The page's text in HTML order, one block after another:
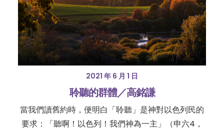
2021 年 6 月 1 日
聆聽的群體／高銘謙
當我們讀舊約時，便明白「聆聽」是神對以色列民的
要求：「聽啊！以色列！我們神為一主」（申六4，